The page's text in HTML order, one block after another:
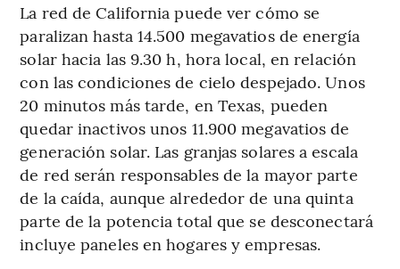
La red de California puede ver cómo se
paralizan hasta 14.500 megavatios de energía
solar hacia las 9.30 h, hora local, en relación
con las condiciones de cielo despejado. Unos
20 minutos más tarde, en Texas, pueden
quedar inactivos unos 11.900 megavatios de
generación solar. Las granjas solares a escala
de red serán responsables de la mayor parte
de la caída, aunque alrededor de una quinta
parte de la potencia total que se desconectará
incluye paneles en hogares y empresas.